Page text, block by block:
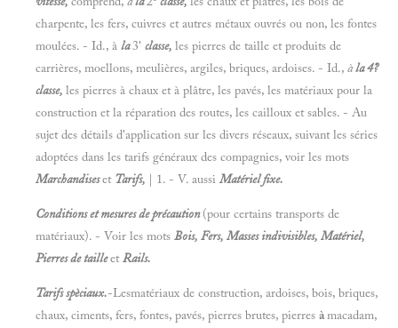
charpente, les fers, cuivres et autres métaux ouvrés ou non, les fontes
moulées. - Id., à la3' classe, les pierres de taille et produits de
carrières, moellons, meulières, argiles, briques, ardoises. - Id., àla 4?
classe, les pierres à chaux et à plâtre, les pavés, les matériaux pour la
construction et la réparation des routes, les cailloux et sables. - Au
sujet des détails d'application sur les divers réseaux, suivant les séries
adoptées dans les tarifs généraux des compagnies, voir les mots
Marchandiseset Tarifs, | 1. - V. aussi Matériel fixe.
Conditions et mesures de précaution (pour certains transports de
matériaux). - Voir les mots Bois, Fers, Masses indivisibles, Matériel,
Pierres de tailleetRails.
Tarifs spèciaux.-Lesmatériaux de construction, ardoises, bois, briques,
chaux, ciments, fers, fontes, pavés, pierres brutes, pierres àmacadam,